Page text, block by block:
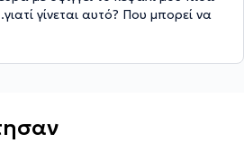
γίνεται αυτό? Που μπορεί να